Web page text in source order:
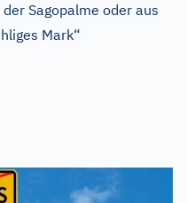
Sagopalme oder aus
Mark“